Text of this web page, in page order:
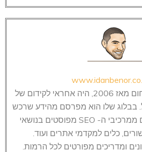
עידן בן אור, הפעיל בתחום מאז 2006, היה אחראי לקידום של
בבלוג שלו הוא מפרסם מהידע שרכש
במהלך השנים על רבים ממרכיבי ה- SEO מפוסטים בנושאי
כלים למקדמי אתרים ועוד.
ומדריכים מפורטים לכל הרמות.